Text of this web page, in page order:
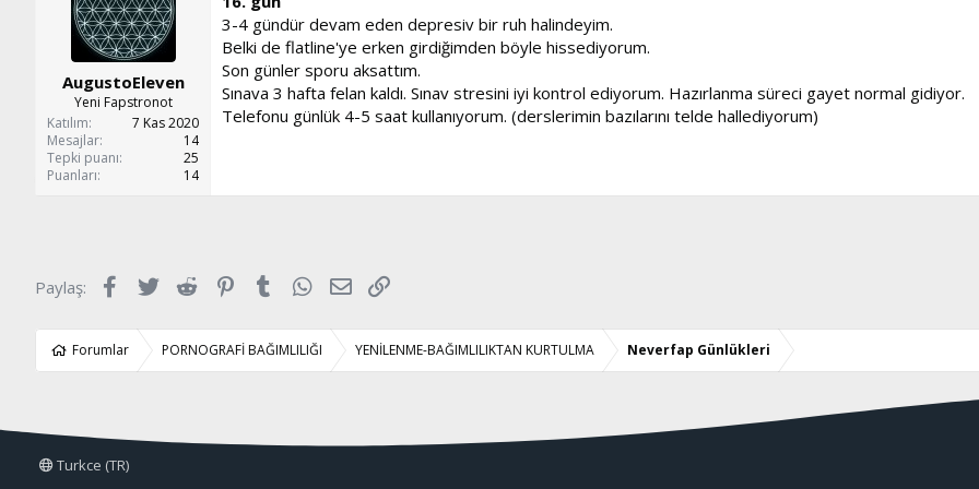
10 dakika meditasyon
Krizler:
Evde yalnız kaldığım zamanlarda krizler çok güçlü hal alıyor. Bugünde yalnız kaldım ama krizi atlattım. Daha
Genel olarak son günler sinirli ruh halindeyim, ilk 1-2 hafta böyle durumlar ola bilir deniyor. O yüzden sıkıntı yok
AugustoEleven
Yeni Fapstronot
Katılım
7 Kas 2020
Mesajlar
14
Tepki puanı
25
Puanları
14
3-4 gündür devam eden depresiv bir ruh halindeyim.
Belki de flatline'ye erken girdiğimden böyle hissediyorum.
Son günler sporu aksattım.
Sınava 3 hafta felan kaldı. Sınav stresini iyi kontrol ediyorum. Hazırlanma süreci gayet normal gidiyor.
Telefonu günlük 4-5 saat kullanıyorum. (derslerimin bazılarını telde hallediyorum)
Paylaş: FacebookTwitterReddit PinterestTumblrWhatsApp
E-posta
Forumlar PORNOGRAFİ BAĞIMLILIĞI YENİLENME-BAĞIMLILIKTAN KURTULMA Neverfap Günlükleri
Turkce (TR)